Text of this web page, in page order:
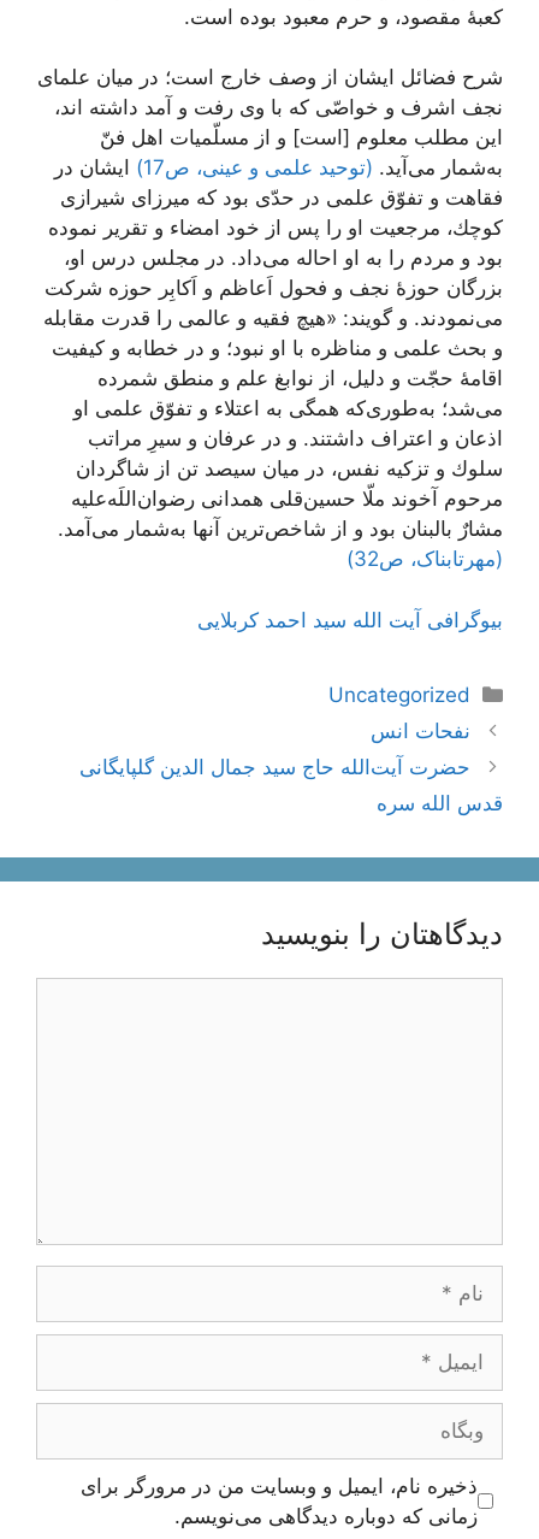
كعبۀ مقصود، و حرم معبود بوده است.
شرح فضائل ایشان از وصف خارج است؛ در ميان علماى
نجف اشرف و خواصّى كه با وى رفت و آمد داشته‏ اند،
اين مطلب معلوم [است] و از مسلّميات اهل فنّ
به‌شمار مى‌‌آيد. (توحید علمی و عینی، ص17)
ایشان در
فقاهت و تفوّق علمى در حدّى بود كه ميرزاى شيرازى
كوچك، مرجعيت او را پس از خود امضاء و تقرير نموده
بود و مردم را به او احاله مى‌‏داد. در مجلس درس او،
بزرگان حوزۀ نجف و فحول اَعاظم و اَكابِر حوزه شركت
مى‌‏نمودند. و گويند: «هيچ فقيه و عالمى را قدرت مقابله
و بحث علمى و مناظره با او نبود؛ و در خطابه و كيفيت
اقامۀ حجّت و دليل، از نوابغ علم و منطق شمرده
مى‌‌شد؛ به‌طورى‌كه همگى به اعتلاء و تفوّق علمى او
اذعان و اعتراف داشتند. و در عرفان و سيرِ مراتب
سلوك و تزكيه نفس، در ميان سيصد تن از شاگردان
مرحوم آخوند ملّا حسين‌قلى همدانى رضوان‌اللَه‌عليه
مشارٌ بالبنان بود و از شاخص‌ترین آنها به‌شمار می‌آمد.
(مهرتابناک، ص32)
بیوگرافی آیت الله سید احمد کربلایی
دسته‌ها
Uncategorized
ناوبری
نوشته‌ها
نفحات انس
حضرت آيت‌الله حاج سید جمال الدین گلپایگانی
قدس الله سره
دیدگاهتان را بنویسید
وبگاه
ذخیره نام، ایمیل و وبسایت من در مرورگر برای
زمانی که دوباره دیدگاهی می‌نویسم.